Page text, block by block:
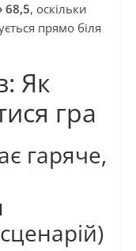
68,5, оскільки
прямо біля
Як
гра
гаряче,